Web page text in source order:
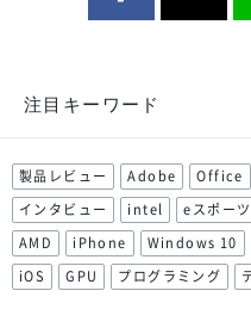
注目キーワード
製品レビュー Adobe Office
インタビュー
intel eスポーツ
AMD
iPhone Windows 10
iOS
GPU プログラミング